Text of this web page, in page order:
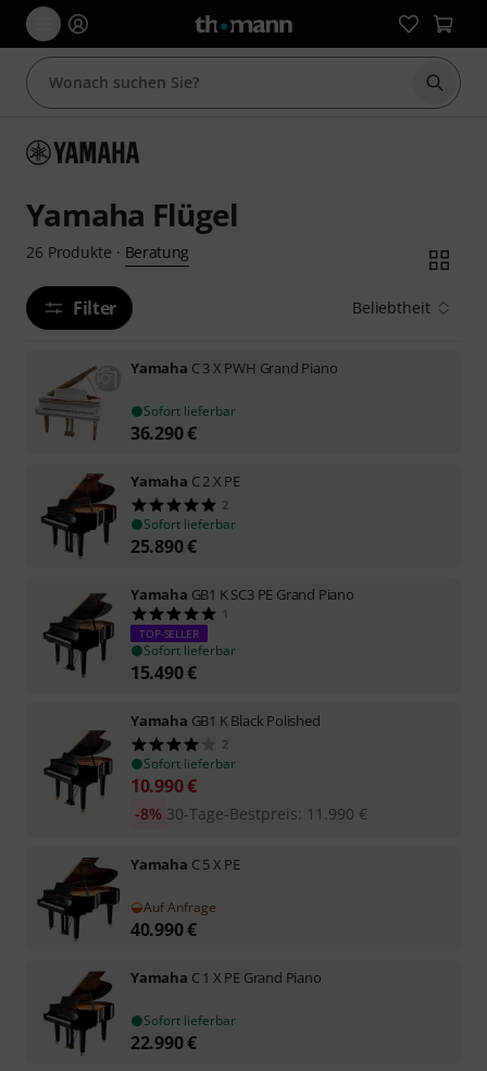
Suche
Yamaha Flügel
26 Produkte · Beratung
Filter Beliebtheit
Yamaha C 3 X PWH Grand Piano
Sofort lieferbar
36.290€
Yamaha C 2 X PE
2
Sofort lieferbar
25.890€
Yamaha GB1 K SC3 PE Grand Piano
1
TOP-SELLER
Sofort lieferbar
15.490€
Yamaha GB1 K Black Polished
2
Sofort lieferbar
10.990€
30-Tage-Bestpreis: 11.990 €
-8%
Yamaha C 5 X PE
Auf Anfrage
40.990€
Yamaha C 1 X PE Grand Piano
Sofort lieferbar
22.990€